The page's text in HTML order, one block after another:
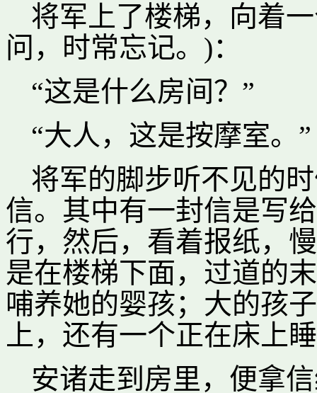
将军上了楼梯，向着
问，时常忘记。)：
“这是什么房间？”
“大人，这是按摩室。”
将军的脚步听不见的
信。其中有一封信是写
行，然后，看着报纸，
是在楼梯下面，过道的
哺养她的婴孩；大的孩
上，还有一个正在床上
安诸走到房里，便拿